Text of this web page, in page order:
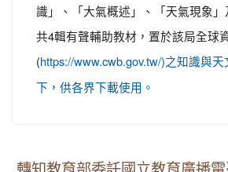
識」、「大氣概述」、「天氣現象」
共4輯有聲輔助教材，置於該局全球
(https://www.cwb.gov.tw/)之知識與
下，供各界下載使用。
轉知教育部委託國立教育廣播